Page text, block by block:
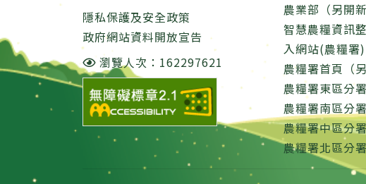
隱私保護及安全政策
政府網站資料開放宣告
瀏覽人次：162297621
農業部（另開新
智慧農糧資訊
入網站(農糧署)
農糧署首頁（
農糧署東區分
農糧署南區分
農糧署中區分
農糧署北區分